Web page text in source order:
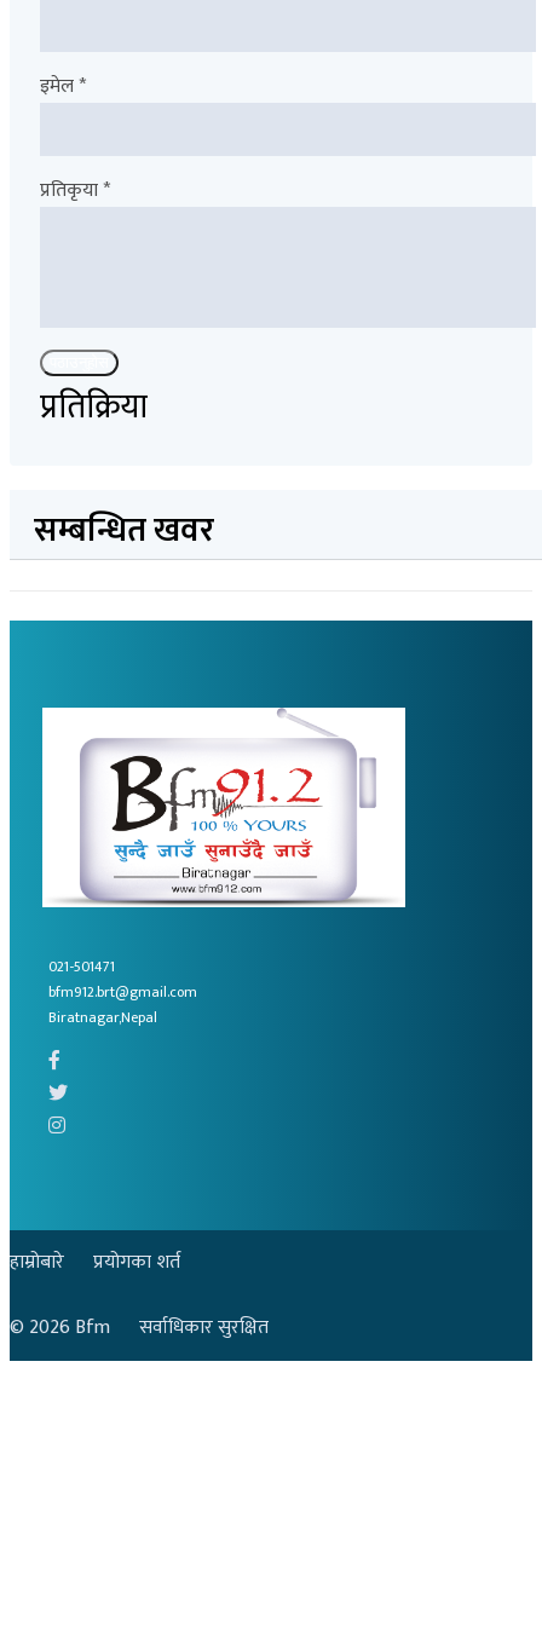
इमेल *
प्रतिकृया *
प्रतिक्रिया
सम्बन्धित खवर
021-501471
bfm912.brt@gmail.com
Biratnagar,Nepal
हाम्रोबारे
प्रयोगका शर्त
© 2026Bfm सर्वाधिकार सुरक्षित